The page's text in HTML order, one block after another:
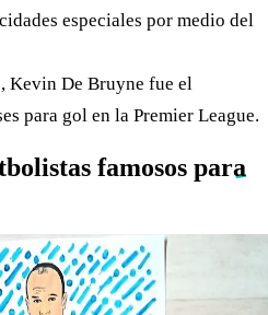
especiales por medio del
Kevin De Bruyne fue el
para gol en la Premier League.
famosos para